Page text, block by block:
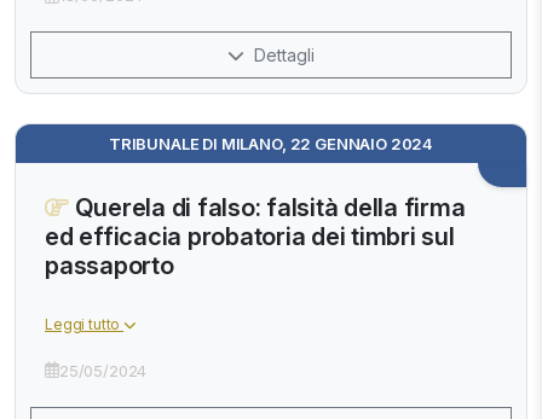
Dettagli
TRIBUNALE DI MILANO, 22 GENNAIO 2024
Querela di falso: falsità della firma
ed efficacia probatoria dei timbri sul
passaporto
Leggi tutto
25/05/2024